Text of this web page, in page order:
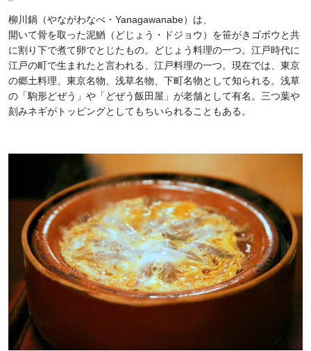
柳川鍋（やながわなべ・Yanagawanabe）は、
開いて骨を取った泥鰌（どじょう・ドジョウ）を笹がきゴボウと共
に割り下で煮て卵でとじたもの。どじょう料理の一つ。江戸時代に
江戸の町で生まれたと言われる、江戸料理の一つ。現在では、東京
の郷土料理、東京名物、浅草名物、下町名物として知られる。浅草
の「駒形どぜう」や「どぜう飯田屋」が老舗として有名。三つ葉や
刻みネギがトッピングとしてもちいられることもある。